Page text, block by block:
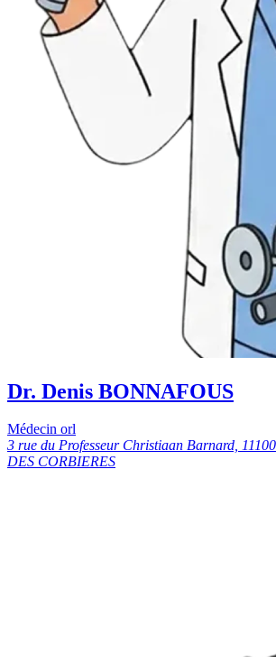
Dr. Denis BONNAFOUS
Médecin orl
3 rue du Professeur Christiaan Barnard,
DES CORBIERES